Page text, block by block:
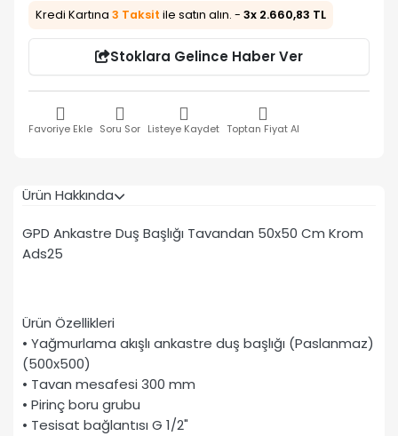
Kredi Kartına 3 Taksit ile satın alın. - 3x 2.660,83 TL
Stoklara Gelince Haber Ver
Favoriye Ekle Soru Sor Listeye Kaydet Toptan Fiyat Al
Ürün Hakkında
GPD Ankastre Duş Başlığı Tavandan 50x50 Cm Krom
Ads25
Ürün Özellikleri
• Yağmurlama akışlı ankastre duş başlığı (Paslanmaz)
(500x500)
• Tavan mesafesi 300 mm
• Pirinç boru grubu
• Tesisat bağlantısı G 1/2"